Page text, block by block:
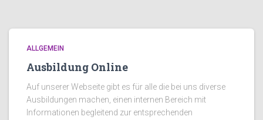
ALLGEMEIN
Ausbildung Online
Auf unserer Webseite gibt es für alle die bei uns diverse
Ausbildungen machen, einen internen Bereich mit
Informationen begleitend zur entsprechenden